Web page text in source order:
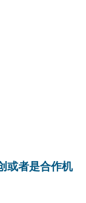
或者是合作机